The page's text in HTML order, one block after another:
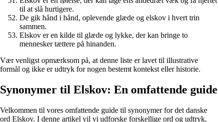
til at slå hurtigere.
De gik hånd i hånd, oplevende glæde og elskov i hvert trin
sammen.
Elskov er en kilde til glæde og lykke, der kan bringe to
mennesker tættere på hinanden.
Vær venligst opmærksom på, at denne liste er lavet til illustrative
formål og ikke er udtryk for nogen bestemt kontekst eller historie.
Synonymer til Elskov: En omfattende guide
Velkommen til vores omfattende guide til synonymer for det danske
ord Elskov. I denne artikel vil vi udforske forskellige ord og udtryk,